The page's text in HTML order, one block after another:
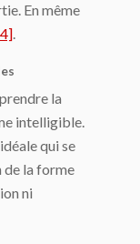
En même
.
la
intelligible.
qui se
de la forme
ni